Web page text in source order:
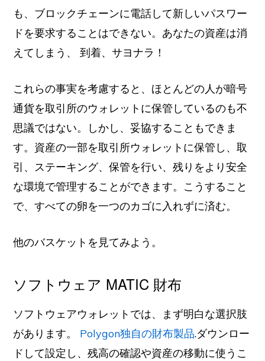
も、ブロックチェーンに電話して新しいパスワー
ドを要求することはできない。あなたの資産は消
えてしまう、到着、サヨナラ！
これらの事実を考慮すると、ほとんどの人が暗号
通貨を取引所のウォレットに保管しているのも不
思議ではない。しかし、妥協することもできま
す。資産の一部を取引所ウォレットに保管し、取
引、ステーキング、保管を行い、残りをより安全
な環境で管理することができます。こうすること
で、すべての卵を一つのカゴに入れずに済む。
他のバスケットを見てみよう。
ソフトウェア MATIC 財布
ソフトウェアウォレットでは、まず明白な選択肢
があります。 Polygon独自の財布製品.ダウンロー
ドして設定し、残高の確認や資産の移動に使うこ